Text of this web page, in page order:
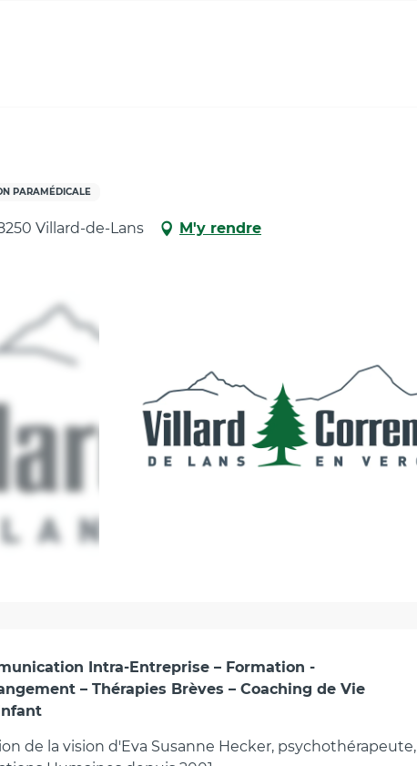
PARAMÉDICALE
Villard-de-Lans M'y rendre
Intra-Entreprise – Formation -
– Thérapies Brèves – Coaching de Vie
de la vision d'Eva Susanne Hecker, psychothérapeute,